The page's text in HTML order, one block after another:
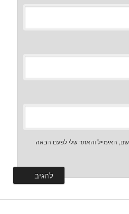
האימייל והאתר שלי לפעם הבאה